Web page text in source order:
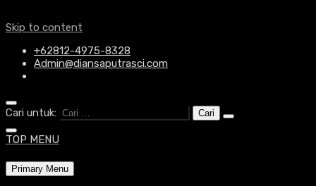
Skip to content
+62812-4975-8328
Admin@diansaputrasci.com
Cari untuk:
TOP MENU
Primary Menu